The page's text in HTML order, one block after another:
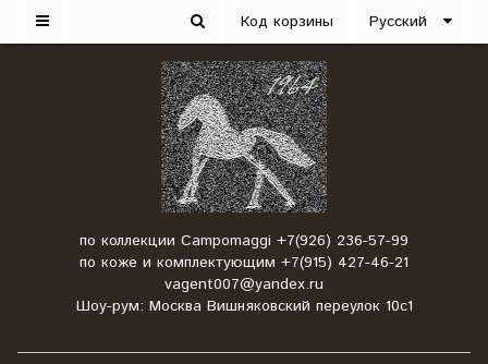
Русский
Код корзины
по коллекции Campomaggi +7(926) 236-57-99
по коже и комплектующим +7(915) 427-46-21
vagent007@yandex.ru
Шоу-рум: Москва Вишняковский переулок 10с1